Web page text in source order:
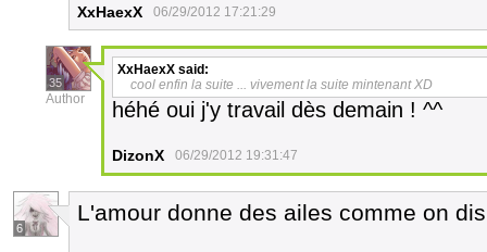
XxHaexX 06/29/2012 17:21:29
35
Author
XxHaexX said:
cool enfin la suite ... vivement la suite mintenant XD
héhé oui j'y travail dès demain ! ^^
DizonX 06/29/2012 19:31:47
6
L'amour donne des ailes comme on